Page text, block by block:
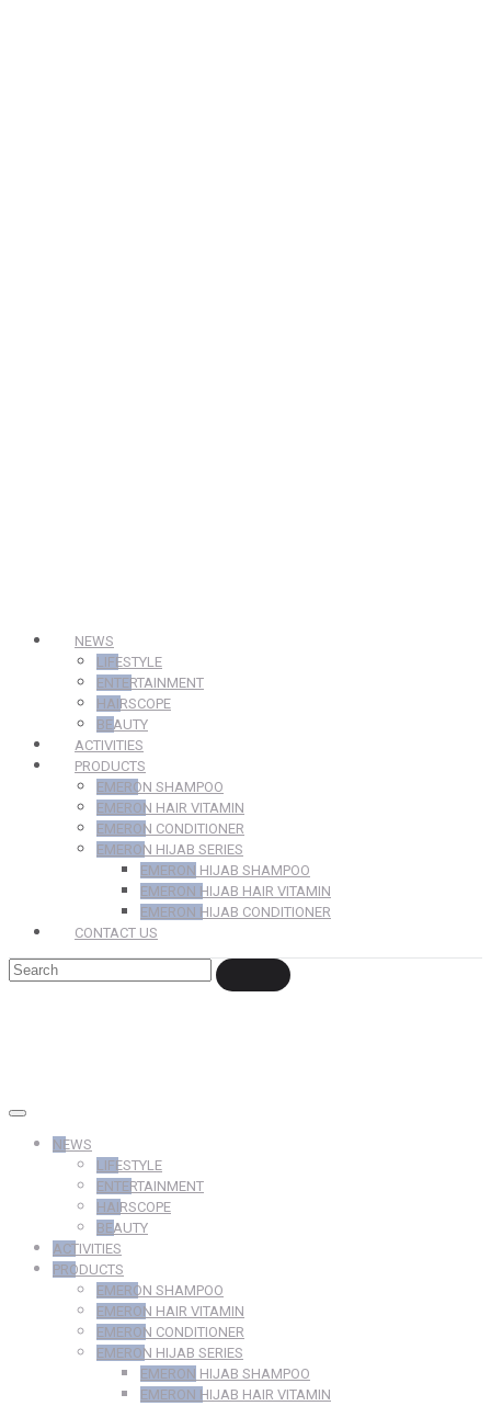
NEWS
LIFESTYLE
ENTERTAINMENT
HAIRSCOPE
BEAUTY
ACTIVITIES
PRODUCTS
EMERON SHAMPOO
EMERON HAIR VITAMIN
EMERON CONDITIONER
EMERON HIJAB SERIES
EMERON HIJAB SHAMPOO
EMERON HIJAB HAIR VITAMIN
EMERON HIJAB CONDITIONER
CONTACT US
NEWS
LIFESTYLE
ENTERTAINMENT
HAIRSCOPE
BEAUTY
ACTIVITIES
PRODUCTS
EMERON SHAMPOO
EMERON HAIR VITAMIN
EMERON CONDITIONER
EMERON HIJAB SERIES
EMERON HIJAB SHAMPOO
EMERON HIJAB HAIR VITAMIN